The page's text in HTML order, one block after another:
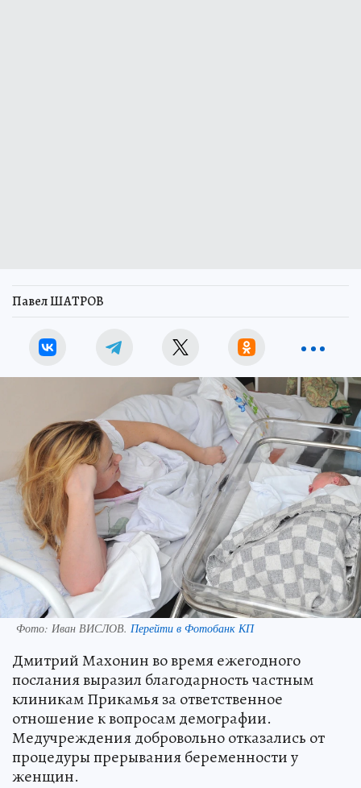
Павел ШАТРОВ
Фото: Иван ВИСЛОВ. Перейти в Фотобанк КП
Дмитрий Махонин во время ежегодного
послания выразил благодарность частным
клиникам Прикамья за ответственное
отношение к вопросам демографии.
Медучреждения добровольно отказались от
процедуры прерывания беременности у
женщин.